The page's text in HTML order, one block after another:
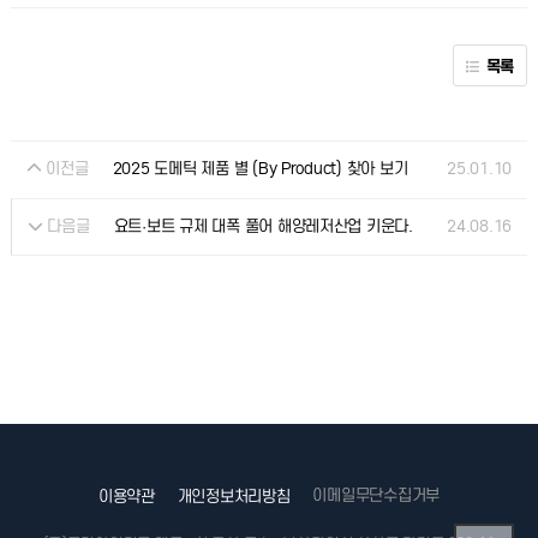
목록
이전글 2025 도메틱 제품 별 (By Product) 찾아 보기 25.01.10
다음글 요트·보트 규제 대폭 풀어 해양레저산업 키운다. 24.08.16
이용약관 개인정보처리방침 이메일무단수집거부